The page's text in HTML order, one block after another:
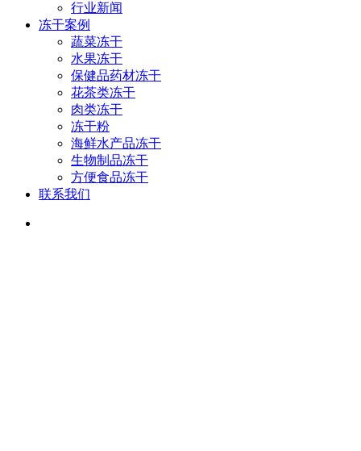
行业新闻
冻干案例
蔬菜冻干
水果冻干
保健品药材冻干
花茶类冻干
肉类冻干
冻干粉
海鲜水产品冻干
生物制品冻干
方便食品冻干
联系我们